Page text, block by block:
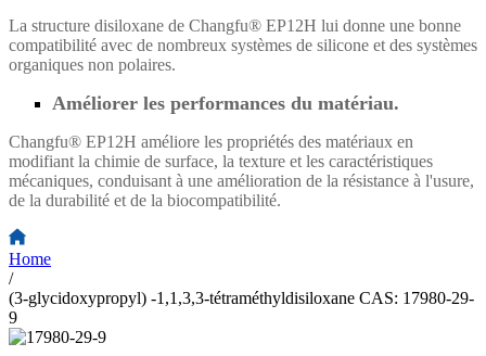
La structure disiloxane de Changfu® EP12H lui donne une bonne
compatibilité avec de nombreux systèmes de silicone et des systèmes
organiques non polaires.
Améliorer les performances du matériau.
Changfu® EP12H améliore les propriétés des matériaux en
modifiant la chimie de surface, la texture et les caractéristiques
mécaniques, conduisant à une amélioration de la résistance à l'usure,
de la durabilité et de la biocompatibilité.
Home
/
(3-glycidoxypropyl) -1,1,3,3-tétraméthyldisiloxane CAS: 17980-29-
9